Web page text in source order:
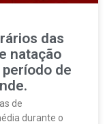
das
natação
de
de
durante o